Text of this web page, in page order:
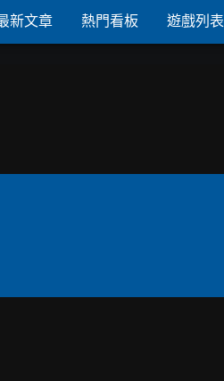
新文章 熱門看板 遊戲列表